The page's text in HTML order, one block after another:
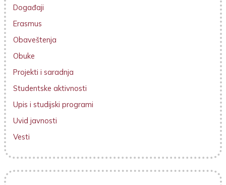
Događaji
Erasmus
Obaveštenja
Obuke
Projekti i saradnja
Studentske aktivnosti
Upis i studijski programi
Uvid javnosti
Vesti